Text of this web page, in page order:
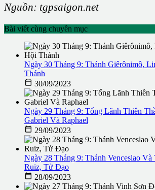
Nguồn: tgpsaigon.net
Bài viết cùng chuyên mục
Ngày 30 Tháng 9: Thánh Giêrônimô,
Thánh
 30/09/2023
Ngày 29 Tháng 9: Tổng Lãnh Thiên
Gabriel Và Raphael
 29/09/2023
Ngày 28 Tháng 9: Thánh Venceslao Và
Ruiz, Tử Đạo
 28/09/2023